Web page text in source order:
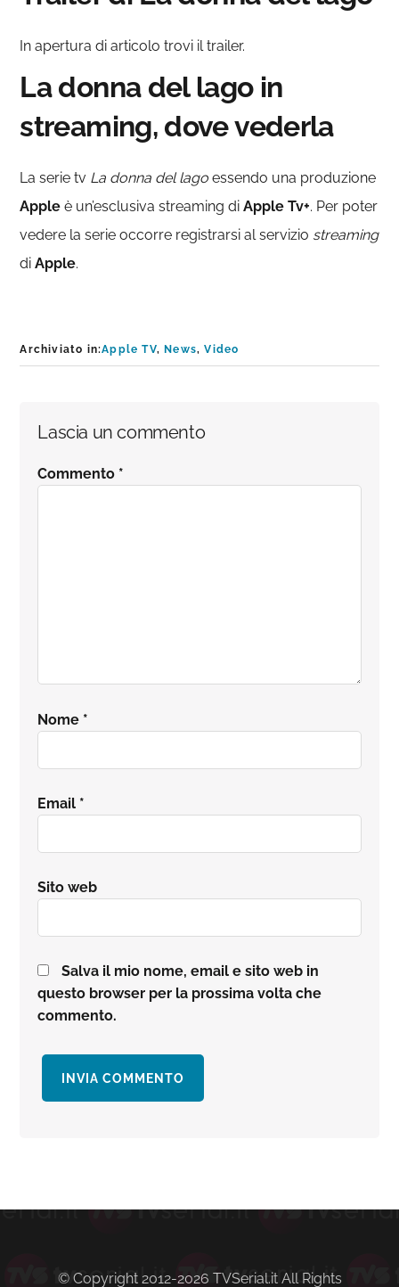
In apertura di articolo trovi il trailer.
La donna del lago in
streaming, dove vederla
La serie tv La donna del lago essendo una produzione
Appleè un’esclusiva streaming diApple Tv+. Per poter
vedere la serie occorre registrarsi al servizio streaming
diApple.
Archiviato in:Apple TV,News,Video
Interazioni
del
Lascia un commento
Commento *
Nome *
Email *
Sito web
Salva il mio nome, email e sito web in
questo browser per la prossima volta che
commento.
primaria
© Copyright 2012-2026 TVSerial.it All Rights